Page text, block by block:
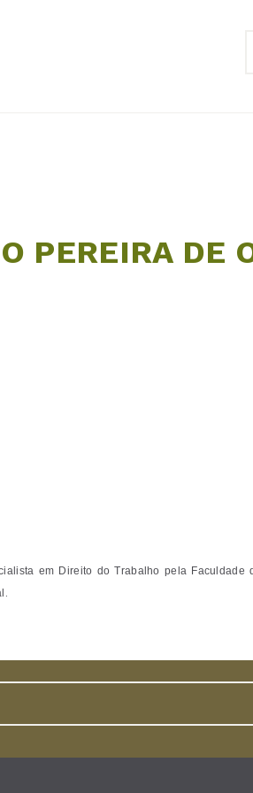
PEREIRA DE
em Direito do Trabalho pela
.